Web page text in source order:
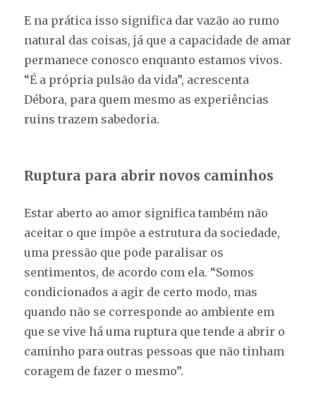
E na prática isso significa dar vazão ao rumo
natural das coisas, já que a capacidade de amar
permanece conosco enquanto estamos vivos.
“É a própria pulsão da vida”, acrescenta
Débora, para quem mesmo as experiências
ruins trazem sabedoria.
Ruptura para abrir novos caminhos
Estar aberto ao amor significa também não
aceitar o que impõe a estrutura da sociedade,
uma pressão que pode paralisar os
sentimentos, de acordo com ela. “Somos
condicionados a agir de certo modo, mas
quando não se corresponde ao ambiente em
que se vive há uma ruptura que tende a abrir o
caminho para outras pessoas que não tinham
coragem de fazer o mesmo”.